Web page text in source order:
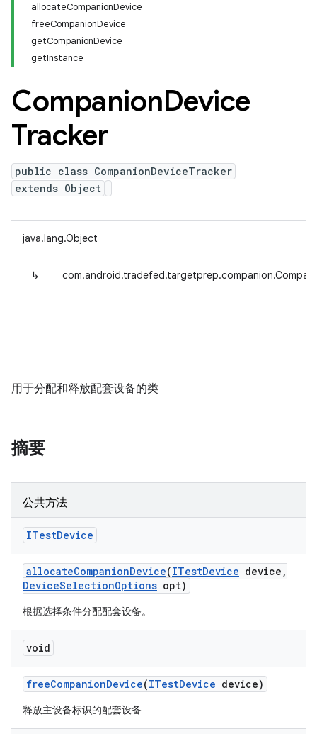
allocateCompanionDevice
freeCompanionDevice
getCompanionDevice
getInstance
CompanionDevice
Tracker
public class CompanionDeviceTracker
extends Object
java.lang.Object
↳
用于分配和释放配套设备的类
摘要
公共方法
ITestDevice
allocateCompanionDevice(ITestDevice device ,
DeviceSelectionOptions opt)
根据选择条件分配配套设备。
void
freeCompanionDevice(ITestDevice device)
释放主设备标识的配套设备